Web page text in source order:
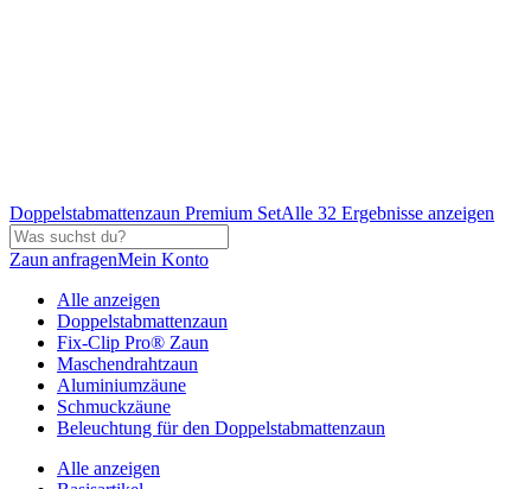
Doppelstabmattenzaun Premium SetAlle 32 Ergebnisse anzeigen
Zaun anfragenMein Konto
Alle anzeigen
Doppelstabmattenzaun
Fix-Clip Pro® Zaun
Maschendrahtzaun
Aluminiumzäune
Schmuckzäune
Beleuchtung für den Doppelstabmattenzaun
Alle anzeigen